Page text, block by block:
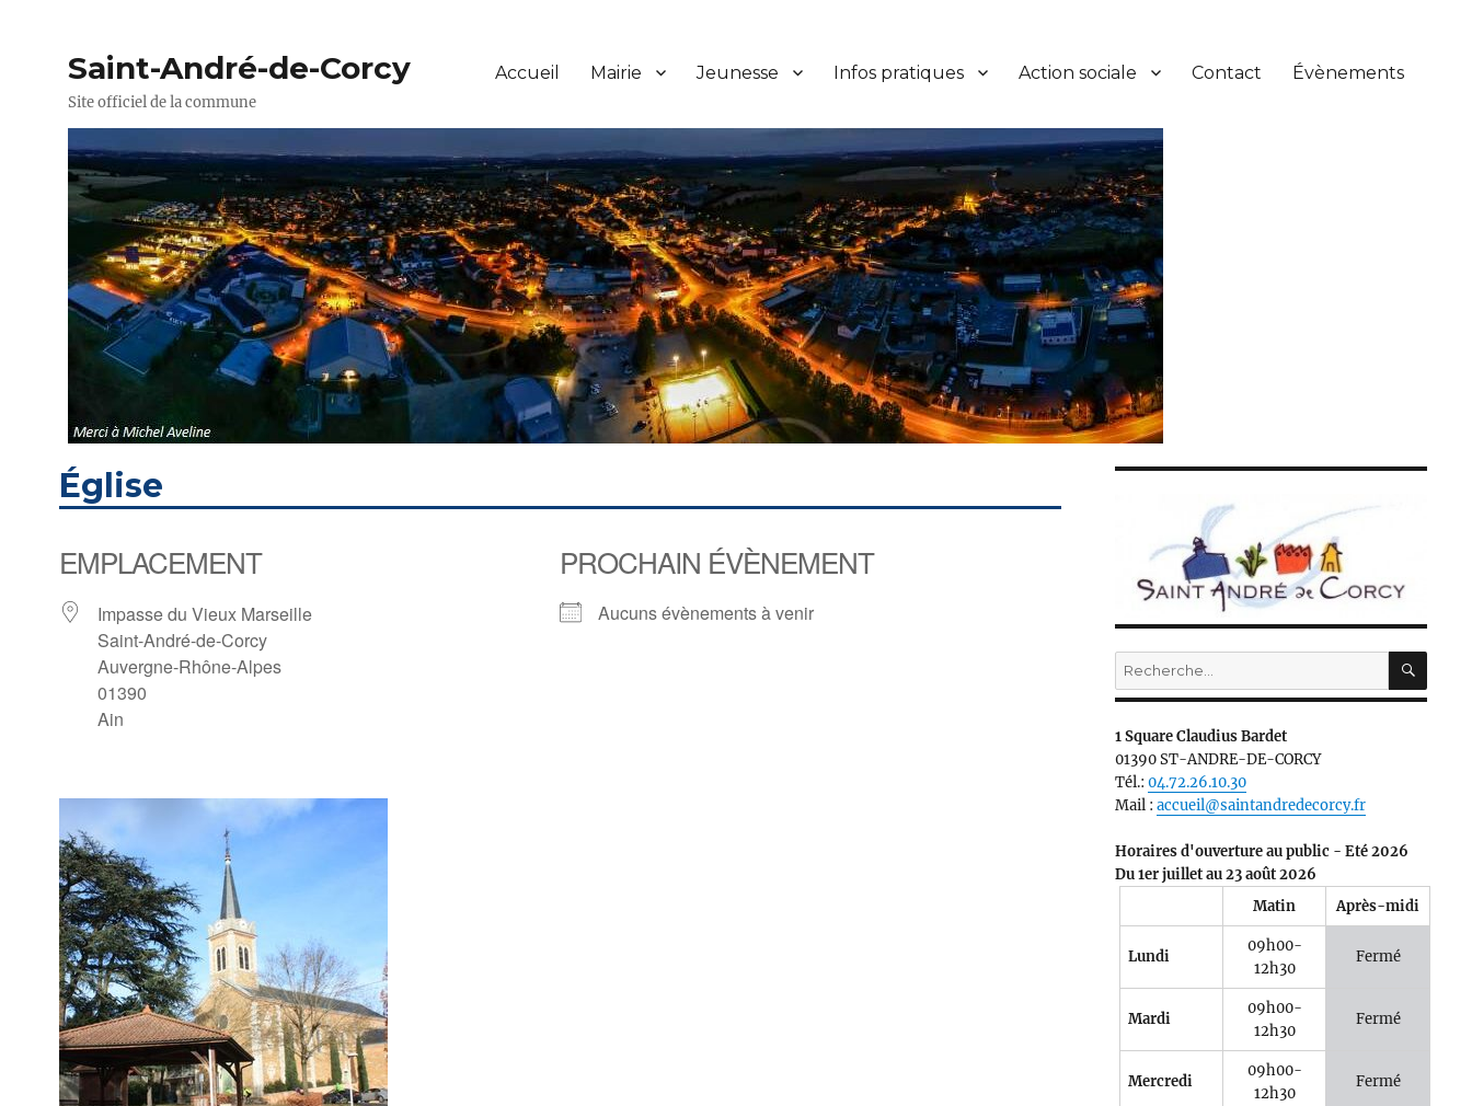
Saint-André-de-Corcy
Site officiel de la commune
Accueil Mairie Jeunesse Infos pratiques Action sociale Contact Évènements
Église
EMPLACEMENT
Impasse du Vieux Marseille
Saint-André-de-Corcy
Auvergne-Rhône-Alpes
01390
Ain
PROCHAIN ÉVÈNEMENT
Aucuns évènements à venir
Recherche
pour :
1 Square Claudius Bardet
01390 ST-ANDRE-DE-CORCY
Tél.:04.72.26.10.30
Mail :accueil@saintandredecorcy.fr
Horaires d'ouverture au public - Eté 2026
Du 1er juillet au 23 août 2026
Matin
Après-midi
Lundi
09h00-
12h30
Fermé
Mardi
09h00-
12h30
Fermé
Mercredi
09h00-
12h30
Fermé